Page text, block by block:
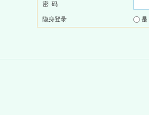
密 码
隐身登录